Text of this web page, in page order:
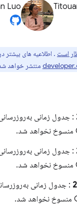
Luo
. اطلاعیه های بیشتر
منتشر خواهد
: جدول زمانی
: جدول زمانی
: جدول زمانی